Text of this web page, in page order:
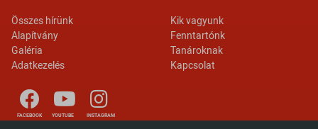
Lábléc 2
Összes hírünk
Alapítvány
Galéria
Adatkezelés
Footer menu
Kik vagyunk
Fenntartónk
Tanároknak
Kapcsolat
FACEBOOK YOUTUBE INSTAGRAM